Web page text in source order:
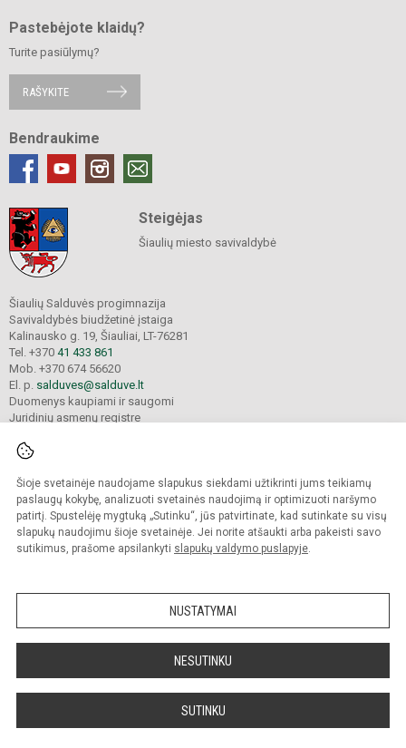
Šioje svetainėje naudojame slapukus siekdami užtikrinti jums teikiamų
paslaugų kokybę, analizuoti svetainės naudojimą ir optimizuoti naršymo
patirtį. Spustelėję mygtuką „Sutinku“, jūs patvirtinate, kad sutinkate su visų
slapukų naudojimu šioje svetainėje. Jei norite atšaukti arba pakeisti savo
sutikimus, prašome apsilankyti slapukų valdymo puslapyje.
NUSTATYMAI
NESUTINKU
SUTINKU
Pastebėjote klaidų?
Turite pasiūlymų?
RAŠYKITE
Bendraukime
Steigėjas
Šiaulių miesto savivaldybė
Šiaulių Salduvės progimnazija
Savivaldybės biudžetinė įstaiga
Kalinausko g. 19, Šiauliai, LT-76281
Tel. +370 41 433 861
Mob. +370 674 56620
El. p. salduves@salduve.lt
Duomenys kaupiami ir saugomi
Juridinių asmenų registre
© 2026. Šiaulių Salduvės progimnazija. Visos teisės saugomos.
Kopijuoti turinį be raštiško įstaigos administracijos sutikimo griežtai draudžiama.